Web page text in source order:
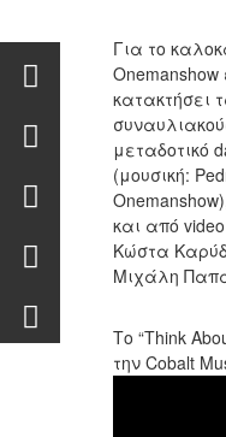
Για το
κατακτήσει
μεταδοτικό
(μουσική:
και από
Κώστα
Μιχάλη
Το “Think
την Cobalt